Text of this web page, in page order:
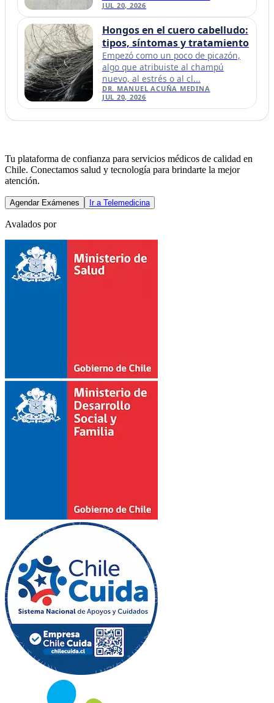
JUL 20, 2026
Hongos en el cuero cabelludo:
tipos, síntomas y tratamiento
Empezó como un poco de picazón,
algo que atribuiste al champú
nuevo, al estrés o al cl...
DR. MANUEL ACUÑA MEDINA
JUL 20, 2026
Tu plataforma de confianza para servicios médicos de calidad en
Chile. Conectamos salud y tecnología para brindarte la mejor
atención.
Agendar Exámenes Ir a Telemedicina
Avalados por